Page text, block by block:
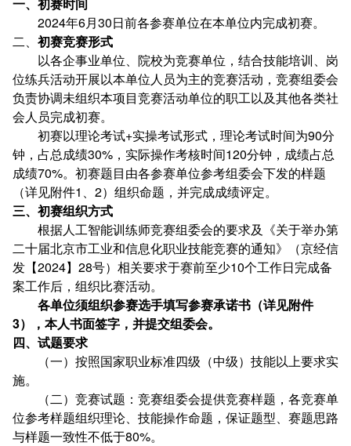
2024年6月30日前各参赛单位在本单位内完成初赛。
二、 初赛竞赛形式
以各企事业单位、院校为竞赛单位，结合技能培训、岗
位练兵活动开展以本单位人员为主的竞赛活动，竞赛组委会
负责协调未组织本项目竞赛活动单位的职工以及其他各类社
会人员完成初赛。
初赛以理论考试+实操考试形式，理论考试时间为90分
钟，占总成绩30%，实际操作考核时间120分钟，成绩占总
成绩70%。初赛题目由各参赛单位参考组委会下发的样题
（详见附件1、2）组织命题，并完成成绩评定。
三、初赛组织方式
根据人工智能训练师竞赛组委会的要求及《关于举办第
二十届北京市工业和信息化职业技能竞赛的通知》（京经信
发【2024】28号）相关要求于赛前至少10个工作日完成备
案工作后，组织比赛活动。
各单位须组织参赛选手填写参赛承诺书（详见附件
3），本人书面签字，并提交组委会。
四、试题要求
（一）按照国家职业标准四级（中级）技能以上要求实
施。
（二）竞赛试题：竞赛组委会提供竞赛样题，各竞赛单
位参考样题组织理论、技能操作命题，保证题型、赛题思路
与样题一致性不低于80%。